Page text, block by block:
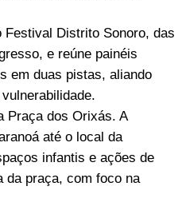
Festival Distrito Sonoro, das
e reúne painéis
em duas pistas, aliando
Praça dos Orixás. A
até o local da
infantis e ações de
da praça, com foco na